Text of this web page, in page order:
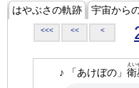
はやぶさの軌跡 宇宙から
<<< << <
♪ 「あけぼの」 衛
えい